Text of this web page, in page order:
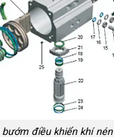
bướm điều khiển khí nén